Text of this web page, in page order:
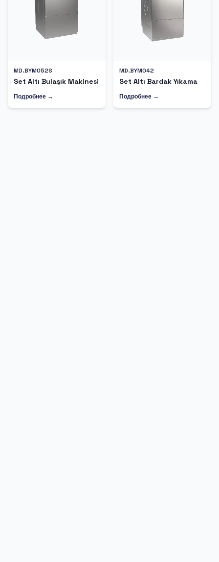
MD.BYM052S
Set Altı Bulaşık Makinesi
Подробнее →
MD.BYM042
Set Altı Bardak Yıkama
Подробнее →